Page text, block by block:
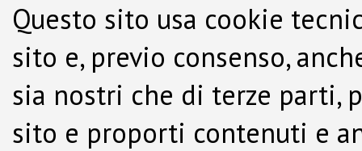
Questo sito usa cookie
sito e, previo consenso,
sia nostri che di terze parti,
sito e proporti contenuti e